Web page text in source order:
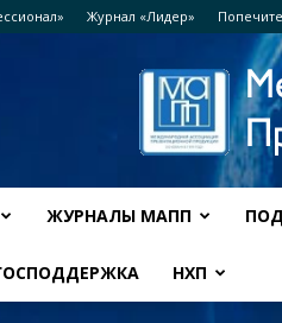
Журнал «Лидер»
ЖУРНАЛЫ МАПП
НХП